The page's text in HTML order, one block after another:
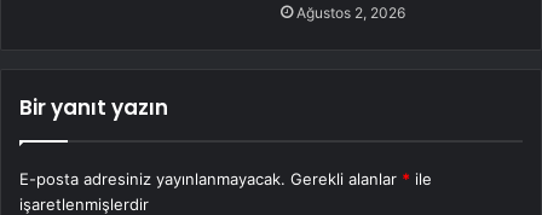
Ağustos 2, 2026
Bir yanıt yazın
E-posta adresiniz yayınlanmayacak. Gerekli alanlar * ile
işaretlenmişlerdir